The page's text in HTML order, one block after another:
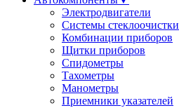
Электродвигатели
Системы стеклоочистки
Комбинации приборов
Щитки приборов
Спидометры
Тахометры
Манометры
Приемники указателей